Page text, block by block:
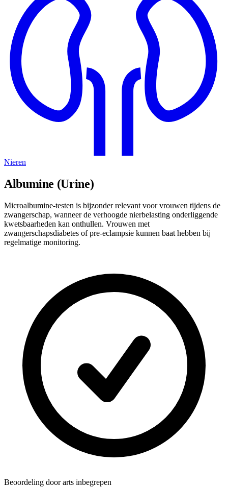
Nieren
Albumine (Urine)
Microalbumine-testen is bijzonder relevant voor vrouwen tijdens de
zwangerschap, wanneer de verhoogde nierbelasting onderliggende
kwetsbaarheden kan onthullen. Vrouwen met
zwangerschapsdiabetes of pre-eclampsie kunnen baat hebben bij
regelmatige monitoring.
Beoordeling door arts inbegrepen